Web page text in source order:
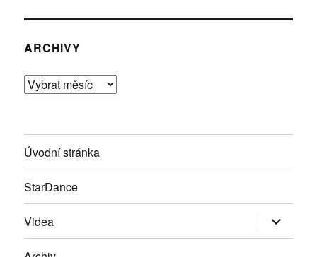
ARCHIVY
Archivy
Úvodní stránka
StarDance
Videa Zobrazit
položky